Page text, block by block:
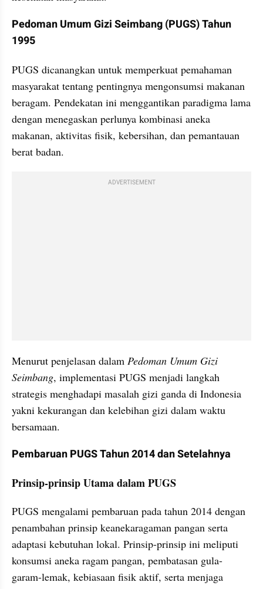
Pedoman Umum Gizi Seimbang (PUGS) Tahun
1995
PUGS dicanangkan untuk memperkuat pemahaman
masyarakat tentang pentingnya mengonsumsi makanan
beragam. Pendekatan ini menggantikan paradigma lama
dengan menegaskan perlunya kombinasi aneka
makanan, aktivitas fisik, kebersihan, dan pemantauan
berat badan.
ADVERTISEMENT
Menurut penjelasan dalam Pedoman Umum Gizi
Seimbang, implementasi PUGS menjadi langkah
strategis menghadapi masalah gizi ganda di Indonesia
yakni kekurangan dan kelebihan gizi dalam waktu
bersamaan.
Pembaruan PUGS Tahun 2014 dan Setelahnya
Prinsip-prinsip Utama dalam PUGS
PUGS mengalami pembaruan pada tahun 2014 dengan
penambahan prinsip keanekaragaman pangan serta
adaptasi kebutuhan lokal. Prinsip-prinsip ini meliputi
konsumsi aneka ragam pangan, pembatasan gula-
garam-lemak, kebiasaan fisik aktif, serta menjaga